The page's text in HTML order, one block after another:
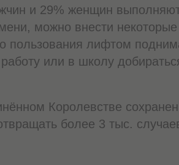
и 29% женщин
можно внести
пользования лифтом
или в школу
Королевстве
более 3 тыс.